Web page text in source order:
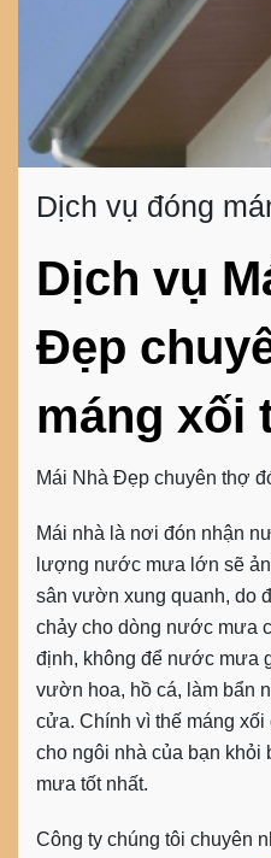
Dịch vụ đóng
Dịch vụ
Đẹp
máng xối
Mái Nhà Đẹp chuyên thợ
Mái nhà là nơi đón nhận
lượng nước mưa lớn sẽ
sân vườn xung quanh, do
chảy cho dòng nước mưa
định, không để nước mưa
vườn hoa, hồ cá, làm bẩn
cửa. Chính vì thế máng
cho ngôi nhà của bạn
mưa tốt nhất.
Công ty chúng tôi chuyên